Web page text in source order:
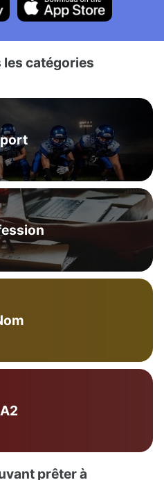
les catégories
A2
prêter à